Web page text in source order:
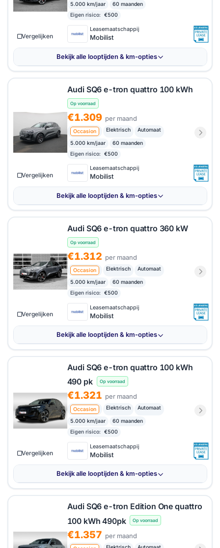
5.000 km/jaar
60 maanden
Eigen risico:
€500
Leasemaatschappij
Mobilist
Vergelijken
Bekijk alle looptijden & km-opties
Audi SQ6 e-tron quattro 100 kWh
Op voorraad
€1.309 per maand
Occasion Elektrisch Automaat
5.000 km/jaar
60 maanden
Eigen risico:
€500
Leasemaatschappij
Mobilist
Vergelijken
Bekijk alle looptijden & km-opties
Audi SQ6 e-tron quattro 360 kW
Op voorraad
€1.312 per maand
Occasion Elektrisch Automaat
5.000 km/jaar
60 maanden
Eigen risico:
€500
Leasemaatschappij
Mobilist
Vergelijken
Bekijk alle looptijden & km-opties
Audi SQ6 e-tron quattro 100 kWh
490 pk
Op voorraad
€1.321 per maand
Occasion Elektrisch Automaat
5.000 km/jaar
60 maanden
Eigen risico:
€500
Leasemaatschappij
Mobilist
Vergelijken
Bekijk alle looptijden & km-opties
Audi SQ6 e-tron Edition One quattro
100 kWh 490pk
Op voorraad
€1.357 per maand